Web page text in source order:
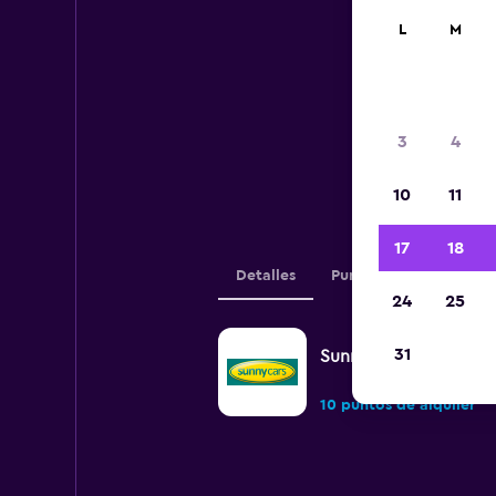
Detalles Puntos de alquiler
Sunnycars
10 puntos de alquiler
L M
3 4
10 11
17 18
24 25
31